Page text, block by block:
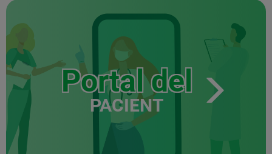
Portal del
PACIENT